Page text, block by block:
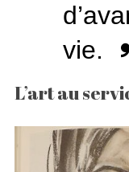
vie.
L’art au